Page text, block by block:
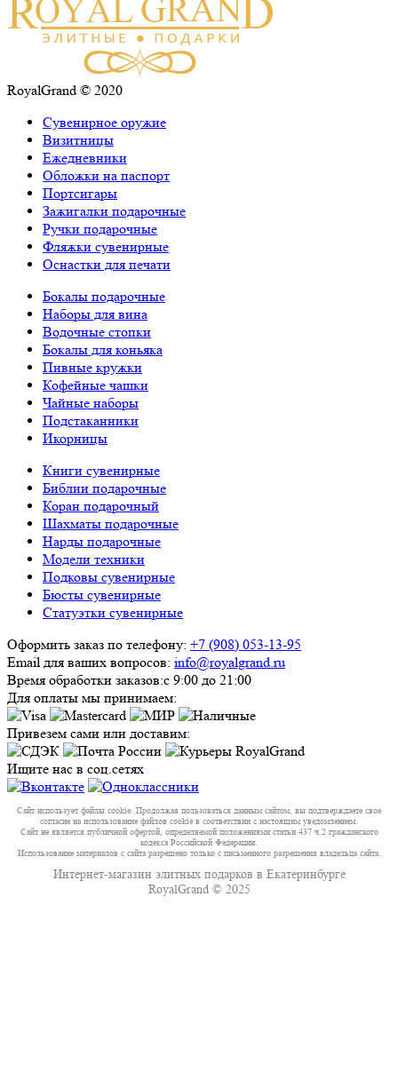
RoyalGrand © 2020
Сувенирное оружие
Визитницы
Ежедневники
Обложки на паспорт
Портсигары
Зажигалки подарочные
Ручки подарочные
Фляжки сувенирные
Оснастки для печати
Бокалы подарочные
Наборы для вина
Водочные стопки
Бокалы для коньяка
Пивные кружки
Кофейные чашки
Чайные наборы
Подстаканники
Икорницы
Книги сувенирные
Библии подарочные
Коран подарочный
Шахматы подарочные
Нарды подарочные
Модели техники
Подковы сувенирные
Бюсты сувенирные
Статуэтки сувенирные
Оформить заказ по телефону: +7 (908) 053-13-95
Email для ваших вопросов: info@royalgrand.ru
Время обработки заказов:с 9:00 до 21:00
Для оплаты мы принимаем:
Привезем сами или доставим:
Ищите нас в соц.сетях
Сайт использует файлы cookie. Продолжая пользоваться данным сайтом, вы подтверждаете свое
согласие на использование файлов cookie в соответствии с настоящим уведомлением.
Сайт не является публичной офертой, определяемой положениями статьи 437 ч.2 гражданского
кодекса Российской Федерации.
Использование материалов с сайта разрешено только с письменного разрешения владельца сайта.
Интернет-магазин элитных подарков в Екатеринбурге
RoyalGrand © 2025